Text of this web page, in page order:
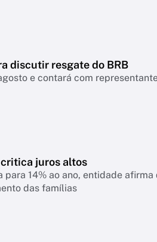
discutir resgate do BRB
e contará com
juros altos
14% ao ano, entidade
das famílias